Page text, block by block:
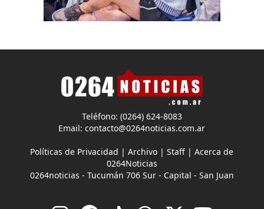
Teléfono: (0264) 624-8083
Email:contacto@0264noticias.com.ar
Políticas de Privacidad |Archivo |Staff |Acerca de
0264Noticias
0264noticias - Tucumán 706 Sur - Capital - San Juan